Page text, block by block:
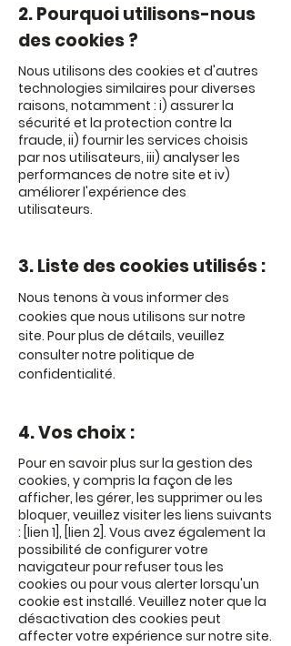
2. Pourquoi utilisons-nous
des cookies ?
Nous utilisons des cookies et d'autres
technologies similaires pour diverses
raisons, notamment : i) assurer la
sécurité et la protection contre la
fraude, ii) fournir les services choisis
par nos utilisateurs, iii) analyser les
performances de notre site et iv)
améliorer l'expérience des
utilisateurs.
3. Liste des cookies utilisés :
Nous tenons à vous informer des
cookies que nous utilisons sur notre
site. Pour plus de détails, veuillez
consulter notre politique de
confidentialité.
4. Vos choix :
Pour en savoir plus sur la gestion des
cookies, y compris la façon de les
afficher, les gérer, les supprimer ou les
bloquer, veuillez visiter les liens suivants
: [lien 1], [lien 2]. Vous avez également la
possibilité de configurer votre
navigateur pour refuser tous les
cookies ou pour vous alerter lorsqu'un
cookie est installé. Veuillez noter que la
désactivation des cookies peut
affecter votre expérience sur notre site.